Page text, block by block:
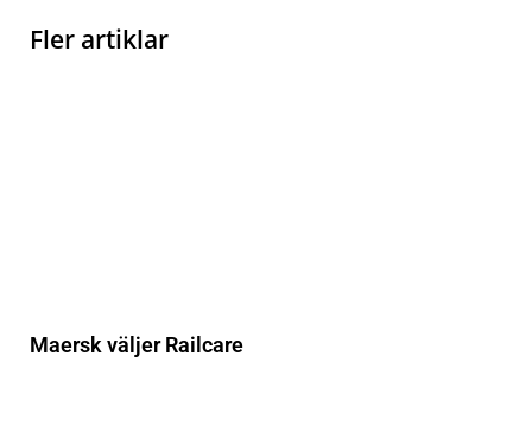
Fler artiklar
Maersk väljer Railcare